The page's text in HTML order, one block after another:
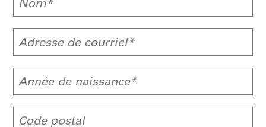
Adresse de courriel*
Année de naissance*
Code postal